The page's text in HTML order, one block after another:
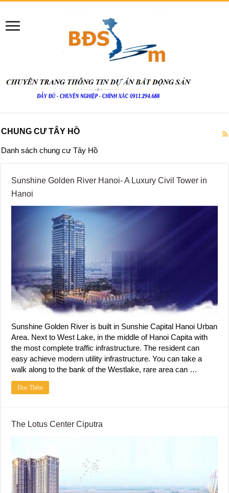
CHUNG CƯ TÂY HỒ
Danh sách chung cư Tây Hồ
Sunshine Golden River Hanoi- A Luxury Civil Tower in
Hanoi
Sunshine Golden River is built in Sunshie Capital Hanoi Urban
Area. Next to West Lake, in the middle of Hanoi Capita with
the most complete traffic infrastructure. The resident can
easy achieve modern utility infrastructure. You can take a
walk along to the bank of the Westlake, rare area can …
Đọc Thêm
The Lotus Center Ciputra